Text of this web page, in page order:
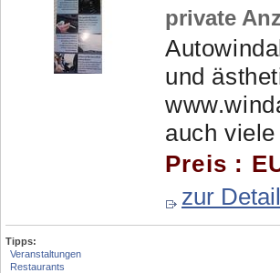
private
und
auch
Preis :
zur
Tipps:
Veranstaltungen
Restaurants